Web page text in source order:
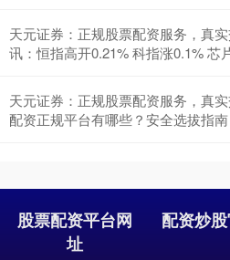
天元证券：正规股票配资服务，真
讯：恒指高开0.21% 科指涨0.1% 芯
天元证券：正规股票配资服务，真
配资正规平台有哪些？安全选拔指南
股票配资平台网
址
配资炒